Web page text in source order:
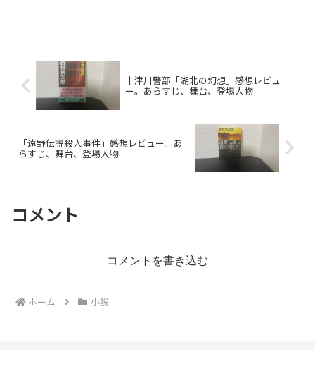
十津川警部「湖北の幻想」感想レビュ
ー。あらすじ、舞台、登場人物
「遠野伝説殺人事件」感想レビュー。あ
らすじ、舞台、登場人物
コメント
コメントを書き込む
ホーム 小説